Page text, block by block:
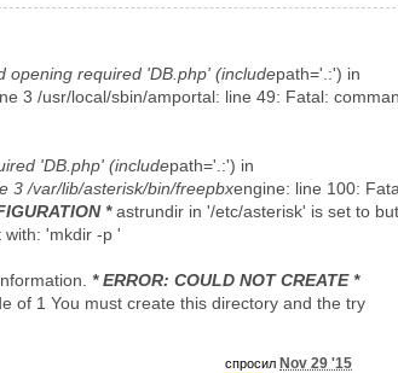
opening required 'DB.php' (includepath='.:') in
3 /usr/local/sbin/amportal: line 49: Fatal:
'DB.php' (includepath='.:') in
3 /var/lib/asterisk/bin/freepbxengine: line 100:
*astrundir in '/etc/asterisk' is set to but
with: 'mkdir -p '
* ERROR: COULD NOT CREATE *
of 1 You must create this directory and the try
спросил Nov 29 '15